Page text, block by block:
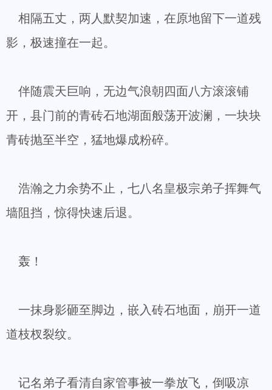
相隔五丈，两人默契加速，在原地留下一道残
影，极速撞在一起。
伴随震天巨响，无边气浪朝四面八方滚滚铺
开，县门前的青砖石地湖面般荡开波澜，一块块
青砖抛至半空，猛地爆成粉碎。
浩瀚之力余势不止，七八名皇极宗弟子挥舞气
墙阻挡，惊得快速后退。
轰！
一抹身影砸至脚边，嵌入砖石地面，崩开一道
道枝杈裂纹。
记名弟子看清自家管事被一拳放飞，倒吸凉